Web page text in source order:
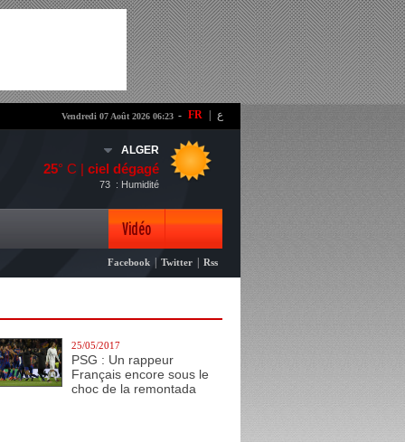
- FR ع Vendredi 07 Août 2026 06:23
ALGER
25° C | ciel dégagé
: Humidité
73
Vidéo
Photo
Facebook Twitter Rss
25/05/2017
PSG : Un rappeur
Français encore sous le
choc de la remontada